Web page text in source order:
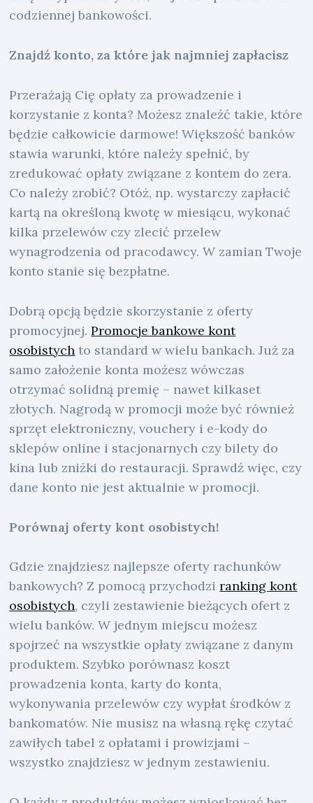
codziennej bankowości.
Znajdź konto, za które jak najmniej zapłacisz
Przerażają Cię opłaty za prowadzenie i
korzystanie z konta? Możesz znaleźć takie, które
będzie całkowicie darmowe! Większość banków
stawia warunki, które należy spełnić, by
zredukować opłaty związane z kontem do zera.
Co należy zrobić? Otóż, np. wystarczy zapłacić
kartą na określoną kwotę w miesiącu, wykonać
kilka przelewów czy zlecić przelew
wynagrodzenia od pracodawcy. W zamian Twoje
konto stanie się bezpłatne.
Dobrą opcją będzie skorzystanie z oferty
promocyjnej.Promocje bankowe kont
osobistych to standard w wielu bankach. Już za
samo założenie konta możesz wówczas
otrzymać solidną premię – nawet kilkaset
złotych. Nagrodą w promocji może być również
sprzęt elektroniczny, vouchery i e-kody do
sklepów online i stacjonarnych czy bilety do
kina lub zniżki do restauracji. Sprawdź więc, czy
dane konto nie jest aktualnie w promocji.
Porównaj oferty kont osobistych!
Gdzie znajdziesz najlepsze oferty rachunków
bankowych? Z pomocą przychodziranking kont
osobistych, czyli zestawienie bieżących ofert z
wielu banków. W jednym miejscu możesz
spojrzeć na wszystkie opłaty związane z danym
produktem. Szybko porównasz koszt
prowadzenia konta, karty do konta,
wykonywania przelewów czy wypłat środków z
bankomatów. Nie musisz na własną rękę czytać
zawiłych tabel z opłatami i prowizjami –
wszystko znajdziesz w jednym zestawieniu.